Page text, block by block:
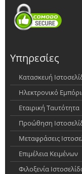
Υπηρεσίες
Κατασκευή
Ηλεκτρονικό
Εταιρική Ταυτότητα
Προώθηση
Μεταφράσεις
Επιμέλεια Κειμένων
Φιλοξενία